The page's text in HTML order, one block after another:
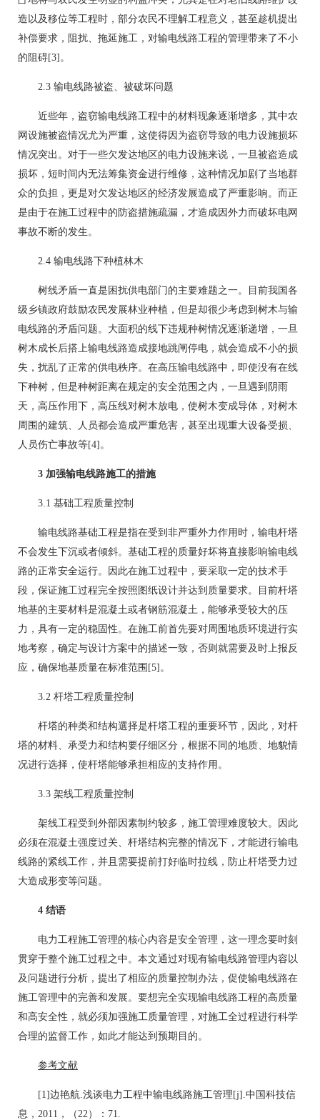
造以及移位等工程时，部分农民不理解工程意义，甚至趁机提出
补偿要求，阻扰、拖延施工，对输电线路工程的管理带来了不小
的阻碍[3]。
2.3 输电线路被盗、被破坏问题
近些年，盗窃输电线路工程中的材料现象逐渐增多，其中农
网设施被盗情况尤为严重，这使得因为盗窃导致的电力设施损坏
情况突出。对于一些欠发达地区的电力设施来说，一旦被盗造成
损坏，短时间内无法筹集资金进行维修，这种情况加剧了当地群
众的负担，更是对欠发达地区的经济发展造成了严重影响。而正
是由于在施工过程中的防盗措施疏漏，才造成因外力而破坏电网
事故不断的发生。
2.4 输电线路下种植林木
树线矛盾一直是困扰供电部门的主要难题之一。目前我国各
级乡镇政府鼓励农民发展林业种植，但是却很少考虑到树木与输
电线路的矛盾问题。大面积的线下违规种树情况逐渐递增，一旦
树木成长后搭上输电线路造成接地跳闸停电，就会造成不小的损
失，扰乱了正常的供电秩序。在高压输电线路中，即使没有在线
下种树，但是种树距离在规定的安全范围之内，一旦遇到阴雨
天，高压作用下，高压线对树木放电，使树木变成导体，对树木
周围的建筑、人员都会造成严重危害，甚至出现重大设备受损、
人员伤亡事故等[4]。
3 加强输电线路施工的措施
3.1 基础工程质量控制
输电线路基础工程是指在受到非严重外力作用时，输电杆塔
不会发生下沉或者倾斜。基础工程的质量好坏将直接影响输电线
路的正常安全运行。因此在施工过程中，要采取一定的技术手
段，保证施工过程完全按照图纸设计并达到质量要求。目前杆塔
地基的主要材料是混凝土或者钢筋混凝土，能够承受较大的压
力，具有一定的稳固性。在施工前首先要对周围地质环境进行实
地考察，确定与设计方案中的描述一致，否则就需要及时上报反
应，确保地基质量在标准范围[5]。
3.2 杆塔工程质量控制
杆塔的种类和结构選择是杆塔工程的重要环节，因此，对杆
塔的材料、承受力和结构要仔细区分，根据不同的地质、地貌情
况进行选择，使杆塔能够承担相应的支持作用。
3.3 架线工程质量控制
架线工程受到外部因素制约较多，施工管理难度较大。因此
必须在混凝土强度过关、杆塔结构完整的情况下，才能进行输电
线路的紧线工作，并且需要提前打好临时拉线，防止杆塔受力过
大造成形变等问题。
4 结语
电力工程施工管理的核心内容是安全管理，这一理念要时刻
贯穿于整个施工过程之中。本文通过对现有输电线路管理内容以
及问题进行分析，提出了相应的质量控制办法，促使输电线路在
施工管理中的完善和发展。要想完全实现输电线路工程的高质量
和高安全性，就必须加强施工质量管理，对施工全过程进行科学
合理的监督工作，如此才能达到预期目的。
参考文献
[1]边艳航.浅谈电力工程中输电线路施工管理[j].中国科技信
息，2011，（22）：71.